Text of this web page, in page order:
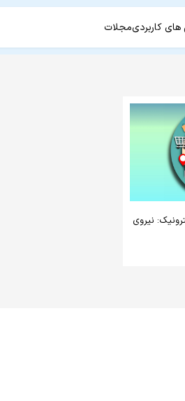
کاربردیمجلات
نیروی